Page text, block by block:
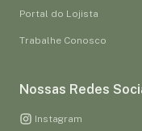
Portal do Lojista
Trabalhe Conosco
Nossas Redes
Instagram